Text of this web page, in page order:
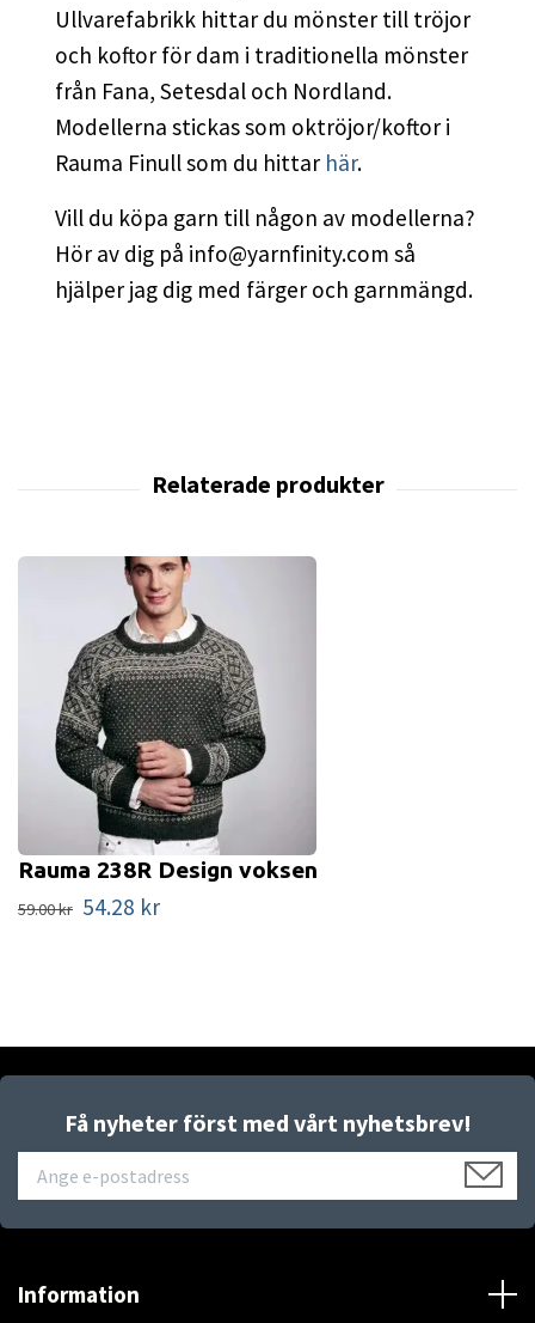
Ullvarefabrikk hittar du mönster till tröjor
och koftor för dam i traditionella mönster
från Fana, Setesdal och Nordland.
Modellerna stickas som oktröjor/koftor i
Rauma Finull som du hittar här.
Vill du köpa garn till någon av modellerna?
Hör av dig på info@yarnfinity.com så
hjälper jag dig med färger och garnmängd.
Rauma 238R Design voksen
59.00 kr 54.28 kr
Få nyheter först med vårt nyhetsbrev!
Information